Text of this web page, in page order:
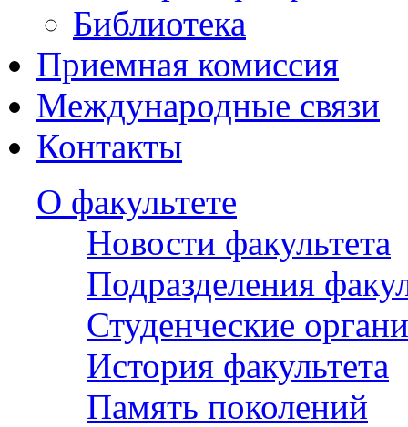
Библиотека
Приемная комиссия
Международные связи
Контакты
О факультете
Новости факультета
Подразделения
Студенческие
История факультета
Память поколений